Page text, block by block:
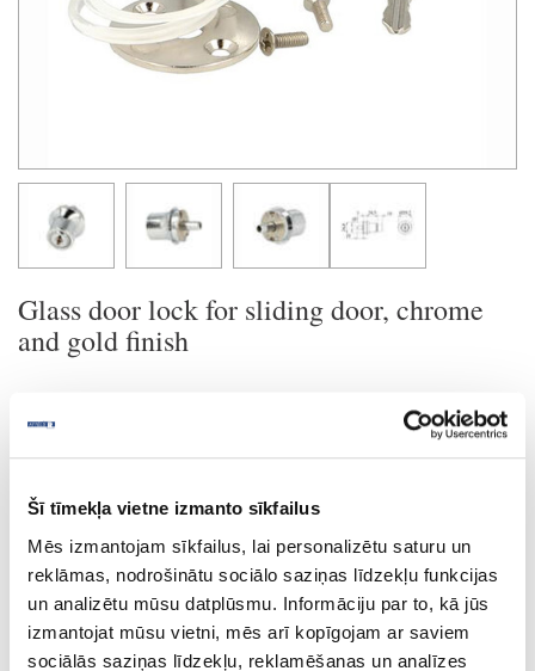
Šī tīmekļa vietne izmanto sīkfailus
Mēs izmantojam sīkfailus, lai personalizētu saturu un
reklāmas, nodrošinātu sociālo saziņas līdzekļu funkcijas
un analizētu mūsu datplūsmu. Informāciju par to, kā jūs
izmantojat mūsu vietni, mēs arī kopīgojam ar saviem
sociālās saziņas līdzekļu, reklamēšanas un analīzes
Glass door lock for sliding door, chrome
and gold finish
Ask question
Share product link
upon order 35-14.09.417
Glass door lock for sliding door